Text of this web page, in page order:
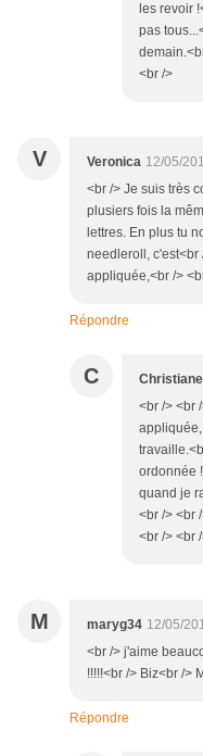
les revoir
pas
<br />
V Veronica 12/05/
<br /> Je suis très
plusiers fois la
lettres. En plus tu
needleroll, c'est<br
appliquée,<br />
Répondre
C Christiane
<br /> <br
ordonnée
quand je
<br /> <br
<br /> <br
M maryg34 12/05/
<br /> j'aime
!!!!!<br /> Biz<br />
Répondre